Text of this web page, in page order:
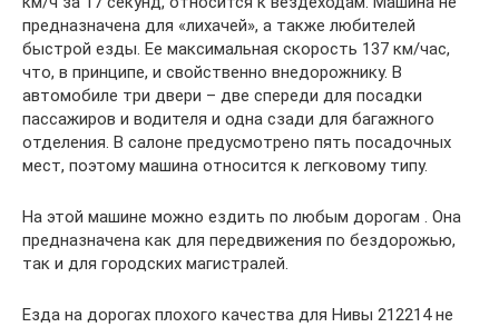
предназначена для «лихачей», а также любителей
быстрой езды. Ее максимальная скорость 137 км/час,
что, в принципе, и свойственно внедорожнику. В
автомобиле три двери – две спереди для посадки
пассажиров и водителя и одна сзади для багажного
отделения. В салоне предусмотрено пять посадочных
мест, поэтому машина относится к легковому типу.
На этой машине можно ездить по любым дорогам . Она
предназначена как для передвижения по бездорожью,
так и для городских магистралей.
Езда на дорогах плохого качества для Нивы 212214 не